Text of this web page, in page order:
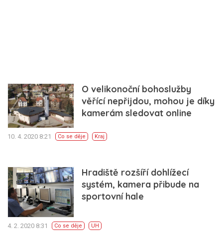
O velikonoční bohoslužby
věřící nepřijdou, mohou je díky
kamerám sledovat online
10. 4. 2020 8:21 Co se děje Kraj
Hradiště rozšíří dohlížecí
systém, kamera přibude na
sportovní hale
4. 2. 2020 8:31 Co se děje UH